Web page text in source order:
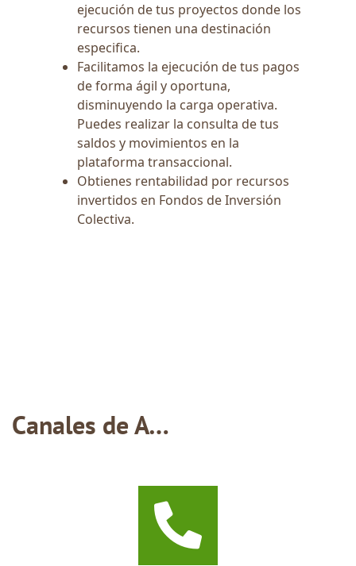
ejecución de tus proyectos donde los
recursos tienen una destinación
especifica.
Facilitamos la ejecución de tus pagos
de forma ágil y oportuna,
disminuyendo la carga operativa.
Puedes realizar la consulta de tus
saldos y movimientos en la
plataforma transaccional.
Obtienes rentabilidad por recursos
invertidos en Fondos de Inversión
Colectiva.
Canales de Atención